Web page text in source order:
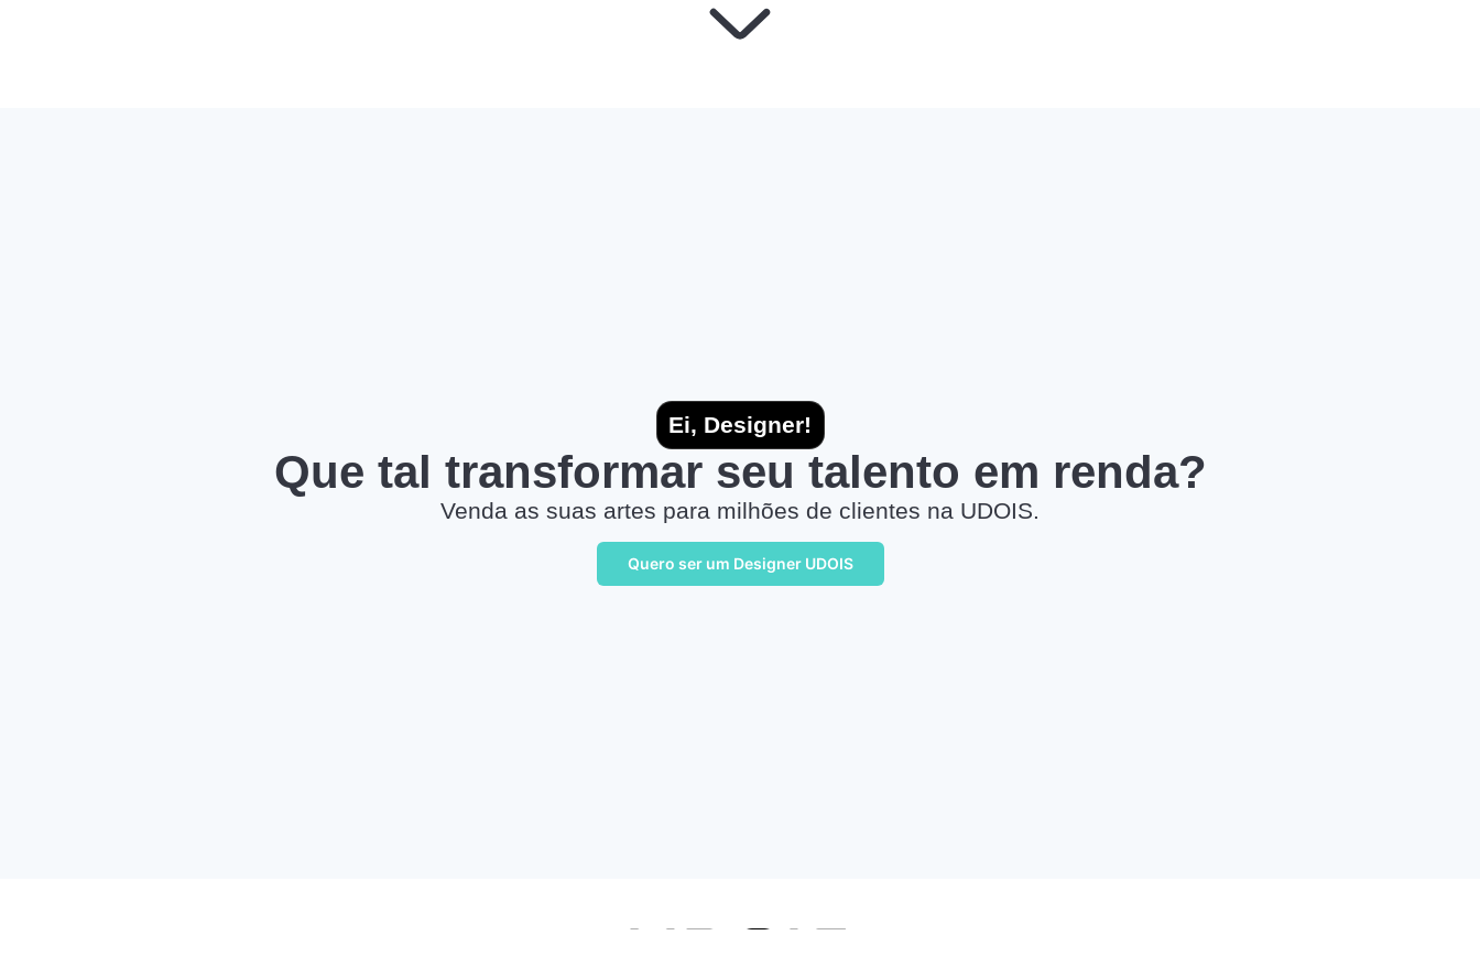
Ei, Designer!
Que tal transformar seu talento em renda?
Venda as suas artes para milhões de clientes na UDOIS.
Quero ser um Designer UDOIS